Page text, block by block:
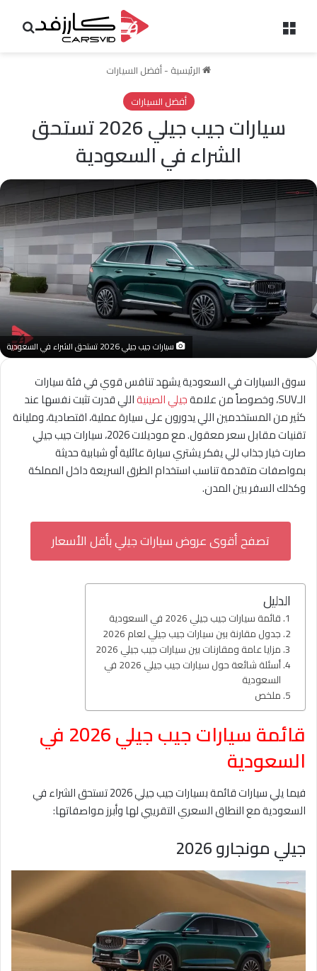
الرئيسية -أفضل السيارات
أفضل السيارات
سيارات جيب جيلي 2026 تستحق
الشراء في السعودية
سيارات جيب جيلي 2026 تستحق الشراء في السعودية
سوق السيارات في السعودية يشهد تنافس قوي في فئة سيارات
الـSUV، وخصوصاً من علامة
جيليالصينيةاللي قدرت تثبت نفسها عند
كثير من المستخدمين اللي يدورون على سيارة عملية، اقتصادية، ومليانة
تقنيات مقابل سعر معقول. مع موديلات 2026، سيارات جيب جيلي
صارت خيار جذاب للي يفكر يشتري سيارة عائلية أو شبابية حديثة
بمواصفات متقدمة تناسب استخدام الطرق السريعة داخل المملكة
وكذلك السفر بين المدن.
تصفح أقوى عروض سيارات جيلي بأقل الأسعار
الدليل
قائمة سيارات جيب جيلي 2026 في السعودية
جدول مقارنة بين سيارات جيب جيلي لعام 2026
مزايا عامة ومقارنات بين سيارات جيب جيلي 2026
أسئلة شائعة حول سيارات جيب جيلي 2026 في
السعودية
ملخص
قائمة سيارات جيب جيلي 2026 في
السعودية
فيما يلي سيارات قائمة بسيارات جيب جيلي 2026 تستحق الشراء في
السعودية مع النطاق السعري التقريبي لها وأبرز مواصفاتها:
جيلي مونجارو 2026